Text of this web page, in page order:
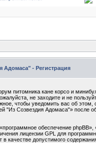
Адомаса" - Регистрация
питомника кане корсо и
не заходите и не
чтобы уведомить вас об
"Из Созвездия Адомаса"» после
обеспечение phpBB»,
лицензии GPL для
качестве допустимого